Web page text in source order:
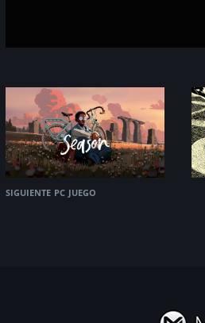
siguiente pc juego